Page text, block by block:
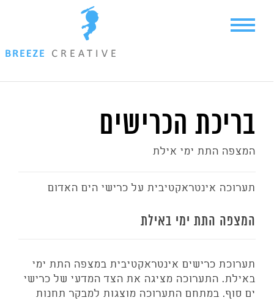
בריכת הכרישים
המצפה התת ימי אילת
תערוכה אינטראקטיבית על כרישי הים האדום
המצפה התת ימי באילת
תערוכת כרישים אינטראקטיבית במצפה התת ימי
באילת. התערוכה מציגה את הצד המדעי של כרישי
ים סוף. במתחם התערוכה מוצגות למבקר תחנות